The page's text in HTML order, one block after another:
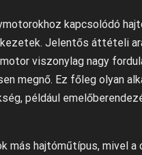
kapcsolódó
Jelentős áttételi
viszonylag nagy
megnő. Ez főleg olyan
például
más hajtóműtípus, mivel